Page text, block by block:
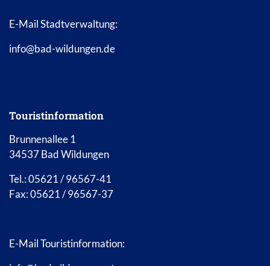
E-Mail Stadtverwaltung:
info@bad-wildungen.de
Touristinformation
Brunnenallee 1
34537 Bad Wildungen
Tel.: 05621 / 96567-41
Fax: 05621 / 96567-37
E-Mail Touristinformation: